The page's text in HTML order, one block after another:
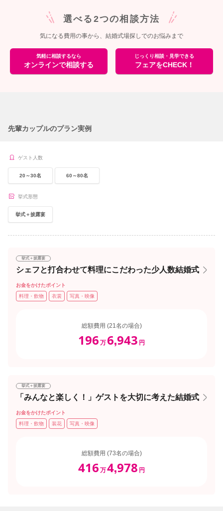
選べる2つの相談方法
気になる費用の事から、結婚式場探しでのお悩みまで
気軽に相談するなら
オンラインで相談する
じっくり相談・見学できる
フェアをCHECK！
先輩カップルのプラン実例
ゲスト人数
20～30名 60～80名
挙式形態
挙式＋披露宴
挙式＋披露宴
シェフと打合わせて料理にこだわった少人数結婚式
お金をかけたポイント
料理・飲物
衣裳 写真・映像
総額費用 (21名の場合)
196 万6,943 円
挙式＋披露宴
「みんなと楽しく！」ゲストを大切に考えた結婚式
お金をかけたポイント
料理・飲物
装花 写真・映像
総額費用 (73名の場合)
416 万4,978 円